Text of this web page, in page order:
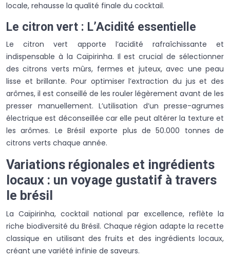
locale, rehausse la qualité finale du cocktail.
Le citron vert : L’Acidité essentielle
Le citron vert apporte l’acidité rafraîchissante et
indispensable à la Caïpirinha. Il est crucial de sélectionner
des citrons verts mûrs, fermes et juteux, avec une peau
lisse et brillante. Pour optimiser l’extraction du jus et des
arômes, il est conseillé de les rouler légèrement avant de les
presser manuellement. L’utilisation d’un presse-agrumes
électrique est déconseillée car elle peut altérer la texture et
les arômes. Le Brésil exporte plus de 50.000 tonnes de
citrons verts chaque année.
Variations régionales et ingrédients
locaux : un voyage gustatif à travers
le brésil
La Caïpirinha, cocktail national par excellence, reflète la
riche biodiversité du Brésil. Chaque région adapte la recette
classique en utilisant des fruits et des ingrédients locaux,
créant une variété infinie de saveurs.